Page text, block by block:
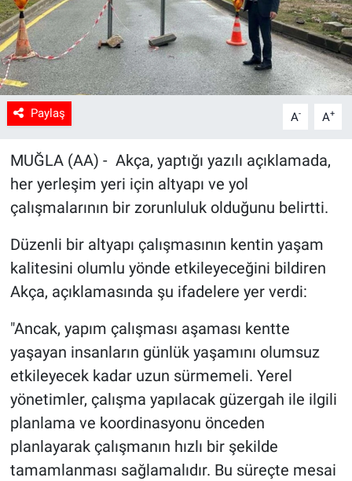
Paylaş A- A+
MUĞLA (AA) - Akça, yaptığı yazılı açıklamada,
her yerleşim yeri için altyapı ve yol
çalışmalarının bir zorunluluk olduğunu belirtti.
Düzenli bir altyapı çalışmasının kentin yaşam
kalitesini olumlu yönde etkileyeceğini bildiren
Akça, açıklamasında şu ifadelere yer verdi:
"Ancak, yapım çalışması aşaması kentte
yaşayan insanların günlük yaşamını olumsuz
etkileyecek kadar uzun sürmemeli. Yerel
yönetimler, çalışma yapılacak güzergah ile ilgili
planlama ve koordinasyonu önceden
planlayarak çalışmanın hızlı bir şekilde
tamamlanması sağlamalıdır. Bu süreçte mesai
Tarım